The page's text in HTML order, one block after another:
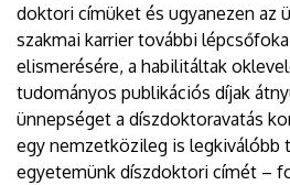
doktori címüket és ugyanezen az
szakmai karrier további
elismerésére, a habilitáltak
tudományos publikációs díjak
ünnepséget a díszdoktoravatás
egy nemzetközileg is legkiválóbb
egyetemünk díszdoktori címét –